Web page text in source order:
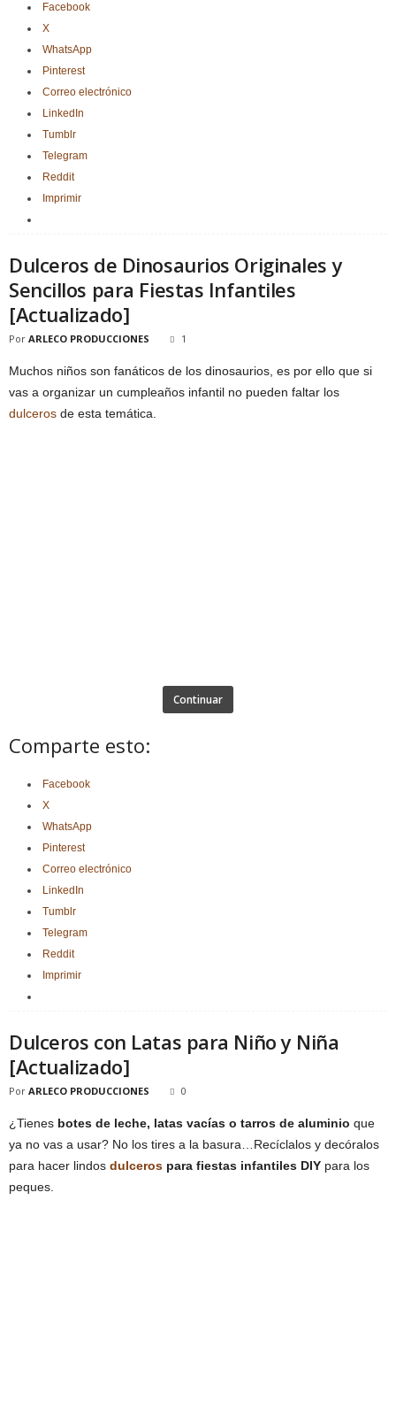
Facebook
X
WhatsApp
Pinterest
Correo electrónico
LinkedIn
Tumblr
Telegram
Reddit
Imprimir
Dulceros de Dinosaurios Originales y
Sencillos para Fiestas Infantiles
[Actualizado]
Por ARLECO PRODUCCIONES 1
Muchos niños son fanáticos de los dinosaurios, es por ello que si
vas a organizar un cumpleaños infantil no pueden faltar los
dulceros de esta temática.
Continuar
Comparte esto:
Facebook
X
WhatsApp
Pinterest
Correo electrónico
LinkedIn
Tumblr
Telegram
Reddit
Imprimir
Dulceros con Latas para Niño y Niña
[Actualizado]
Por ARLECO PRODUCCIONES 0
¿Tienes botes de leche, latas vacías o tarros de aluminio que
ya no vas a usar? No los tires a la basura…Recíclalos y decóralos
para hacer lindos dulceros para fiestas infantiles DIY para los
peques.